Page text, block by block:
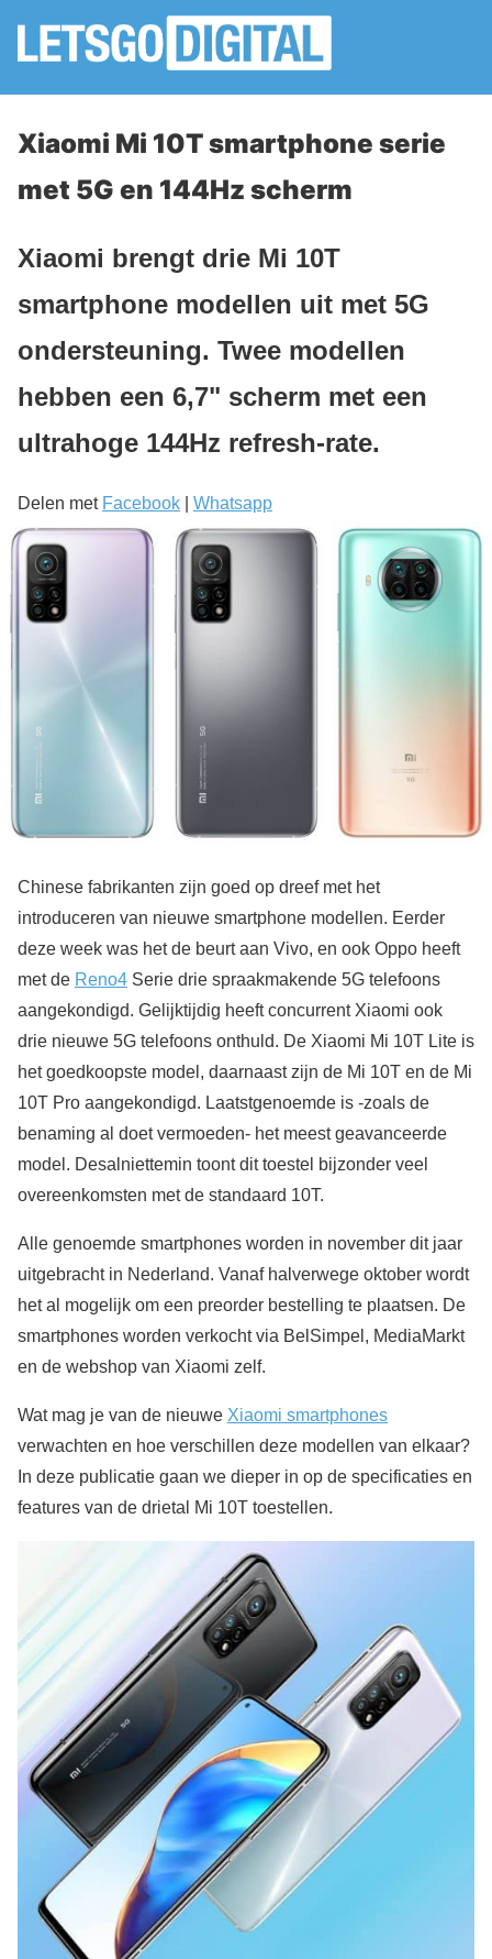
Xiaomi Mi 10T smartphone serie
met 5G en 144Hz scherm
Xiaomi brengt drie Mi 10T
smartphone modellen uit met 5G
ondersteuning. Twee modellen
hebben een 6,7" scherm met een
ultrahoge 144Hz refresh-rate.
Delen met Facebook Whatsapp
Chinese fabrikanten zijn goed op dreef met het
introduceren van nieuwe smartphone modellen. Eerder
deze week was het de beurt aan Vivo, en ook Oppo heeft
met de Reno4 Serie drie spraakmakende 5G telefoons
aangekondigd. Gelijktijdig heeft concurrent Xiaomi ook
drie nieuwe 5G telefoons onthuld. De Xiaomi Mi 10T Lite is
het goedkoopste model, daarnaast zijn de Mi 10T en de Mi
10T Pro aangekondigd. Laatstgenoemde is -zoals de
benaming al doet vermoeden- het meest geavanceerde
model. Desalniettemin toont dit toestel bijzonder veel
overeenkomsten met de standaard 10T.
Alle genoemde smartphones worden in november dit jaar
uitgebracht in Nederland. Vanaf halverwege oktober wordt
het al mogelijk om een preorder bestelling te plaatsen. De
smartphones worden verkocht via BelSimpel, MediaMarkt
en de webshop van Xiaomi zelf.
Wat mag je van de nieuwe Xiaomi smartphones
verwachten en hoe verschillen deze modellen van elkaar?
In deze publicatie gaan we dieper in op de specificaties en
features van de drietal Mi 10T toestellen.